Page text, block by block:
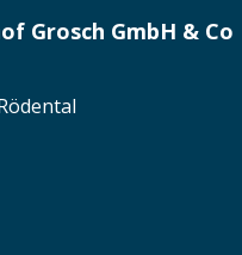
Grosch GmbH & Co